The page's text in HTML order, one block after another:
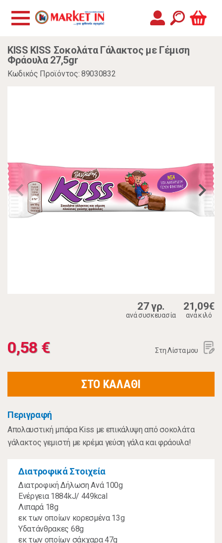
KISS KISS Σοκολάτα Γάλακτος με Γέμιση
Φράουλα 27,5gr
Κωδικός Προϊόντος: 89030832
27 γρ.
ανά συσκευασία
21,09€
ανά κιλό
0,58 € Στη Λίστα μου
ΣΤΟ ΚΑΛΑΘΙ
Περιγραφή
Απολαυστική μπάρα Kiss με επικάλυψη από σοκολάτα
γάλακτος γεμιστή με κρέμα γεύση γάλα και φράουλα!
Διατροφικά Στοιχεία
Διατροφική Δήλωση Ανά 100g
Ενέργεια 1884kJ/ 449kcal
Λιπαρά 18g
εκ των οποίων κορεσμένα 13g
Υδατάνθρακες 68g
εκ των οποίων σάκχαρα 47g